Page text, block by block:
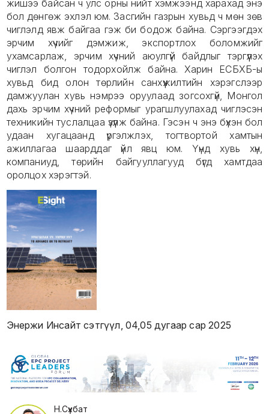
Н.Сүхбат
жишээ байсан ч улс орны нийт хэмжээнд харахад энэ
бол дөнгөж эхлэл юм. Засгийн газрын хувьд ч мөн зөв
чиглэлд явж байгаа гэж би бодож байна. Сэргээгдэх
эрчим хүчийг дэмжиж, экспортлох боломжийг
ухамсарлаж, эрчим хүчний аюулгүй байдлыг тэргүүлэх
чиглэл болгон тодорхойлж байна. Харин ЕСБХБ-ы
хувьд бид олон төрлийн санхүүжилтийн хэрэгслээр
дамжуулан хувь нэмрээ оруулаад зогсохгүй, Монгол
дахь эрчим хүчний реформыг урагшлуулахад чиглэсэн
техникийн туслалцаа үзүүлж байна. Гэсэн ч энэ бүхэн бол
удаан хугацаанд үргэлжлэх, тогтвортой хамтын
ажиллагаа шаарддаг үйл явц юм. Үүнд хувь хүн,
компаниуд, төрийн байгууллагууд бүгд хамтдаа
оролцох хэрэгтэй.
Энержи Инсайт сэтгүүл, 04,05 дугаар сар 2025